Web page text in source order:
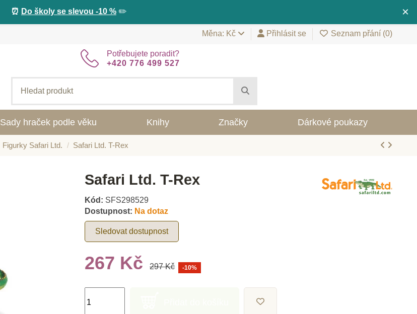
×
⏰ Do školy se slevou -10 % ✏️
Měna: Kč Přihlásit se Seznam přání (0)
Potřebujete poradit?
+420 776 499 527
Sady hraček podle věku Knihy Značky Dárkové poukazy
Figurky Safari Ltd. Safari Ltd. T-Rex
Safari Ltd. T-Rex
Kód: SFS298529
Dostupnost: Na dotaz
Sledovat dostupnost
267 Kč 297 Kč -10%